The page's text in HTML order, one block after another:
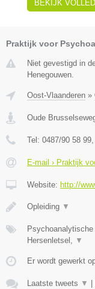
BEKIJK
Praktijk voor
Niet gevestigd in
Henegouwen.
Oost-Vlaanderen »
Oude
Tel: 0487/90 58 99
E-mail › Praktijk
Website: http://
Opleiding ▼
Hersenletsel, ▼
Er wordt gewerkt
Laatste tweets ▼